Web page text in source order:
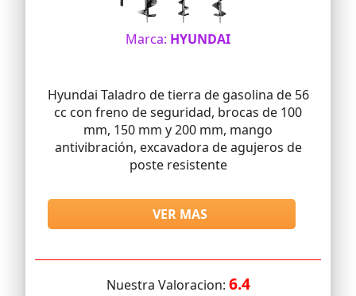
Marca: HYUNDAI
Hyundai Taladro de tierra de gasolina de 56
cc con freno de seguridad, brocas de 100
mm, 150 mm y 200 mm, mango
antivibración, excavadora de agujeros de
poste resistente
VER MAS
Nuestra Valoracion: 6.4